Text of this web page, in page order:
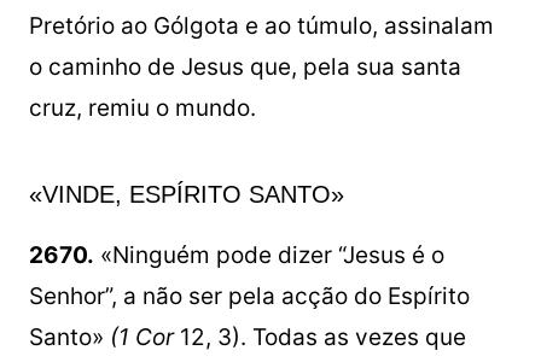
Pretório ao Gólgota e ao túmulo, assinalam
o caminho de Jesus que, pela sua santa
cruz, remiu o mundo.
«VINDE, ESPÍRITO SANTO»
2670. «Ninguém pode dizer “Jesus é o
Senhor”, a não ser pela acção do Espírito
Santo» (1 Cor 12, 3). Todas as vezes que